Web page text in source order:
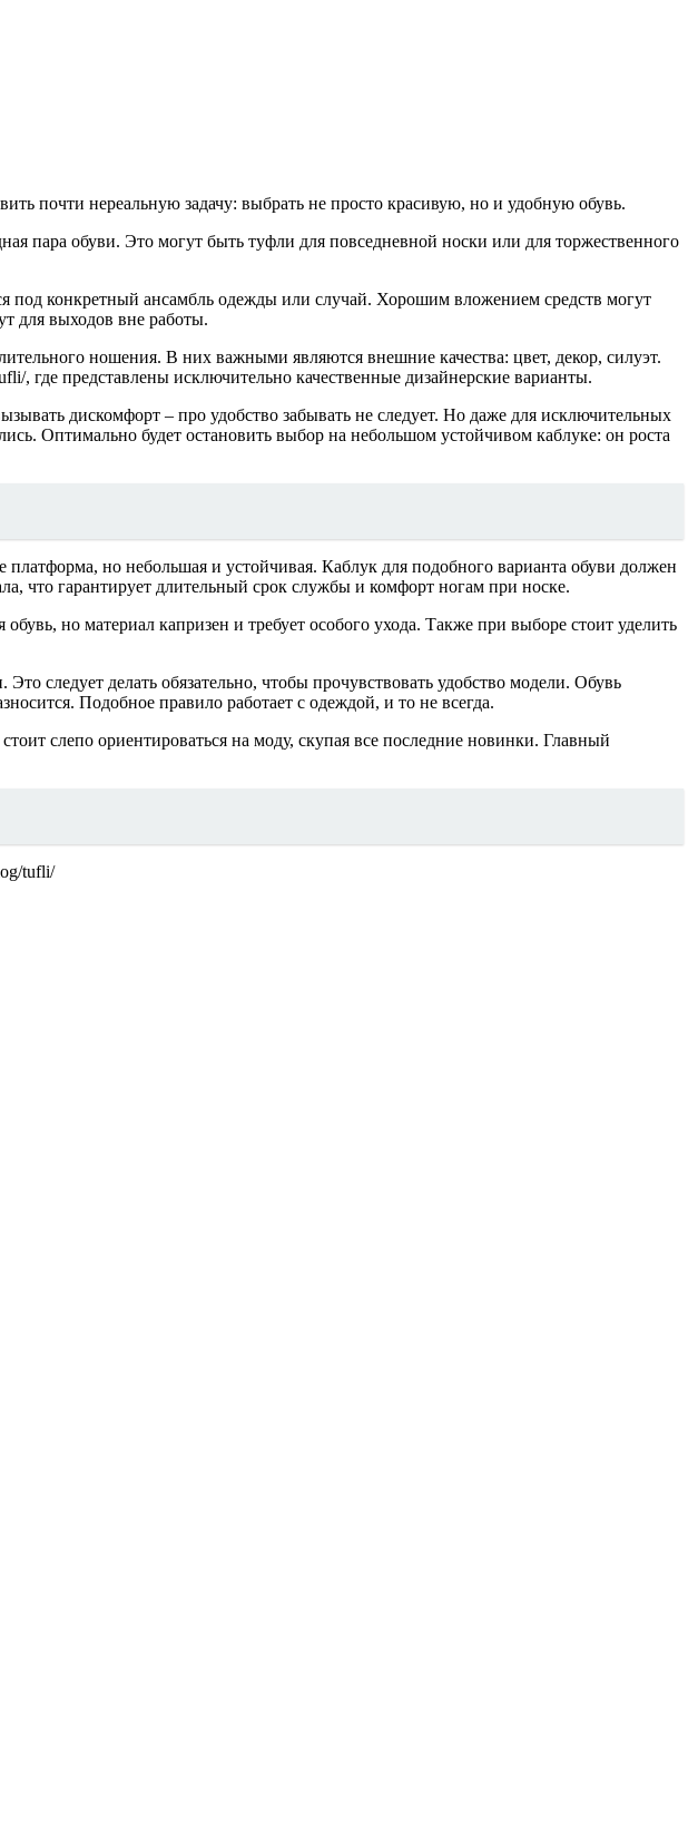
почти нереальную задачу: выбрать не просто красивую, но и удобную обувь.
пара обуви. Это могут быть туфли для повседневной носки или для торжественного
под конкретный ансамбль одежды или случай. Хорошим вложением средств могут
для выходов вне работы.
ношения. В них важными являются внешние качества: цвет, декор, силуэт.
где представлены исключительно качественные дизайнерские варианты.
дискомфорт – про удобство забывать не следует. Но даже для исключительных
Оптимально будет остановить выбор на небольшом устойчивом каблуке: он роста
но небольшая и устойчивая. Каблук для подобного варианта обуви должен
что гарантирует длительный срок службы и комфорт ногам при носке.
но материал капризен и требует особого ухода. Также при выборе стоит уделить
следует делать обязательно, чтобы прочувствовать удобство модели. Обувь
Подобное правило работает с одеждой, и то не всегда.
слепо ориентироваться на моду, скупая все последние новинки. Главный
tufli/